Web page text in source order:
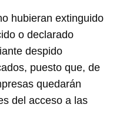
extinguido
o declarado
despido
puesto que, de
quedarán
del acceso a las